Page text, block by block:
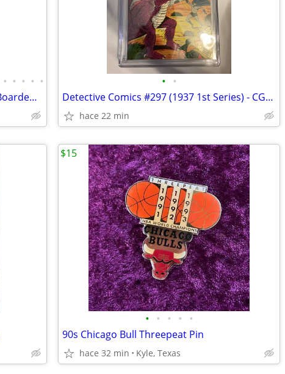
• • • • •
Vintage & Modern Comics - Bagged, Boarded, and Ready to Ship
• •
Detective Comics #297 (1937 1st Series) - CGC Graded 8.0 - Last 10-cen
hace 22 min
• • • • •
90s Chicago Bull Threepeat Pin
hace 32 min Kyle, Texas
$15